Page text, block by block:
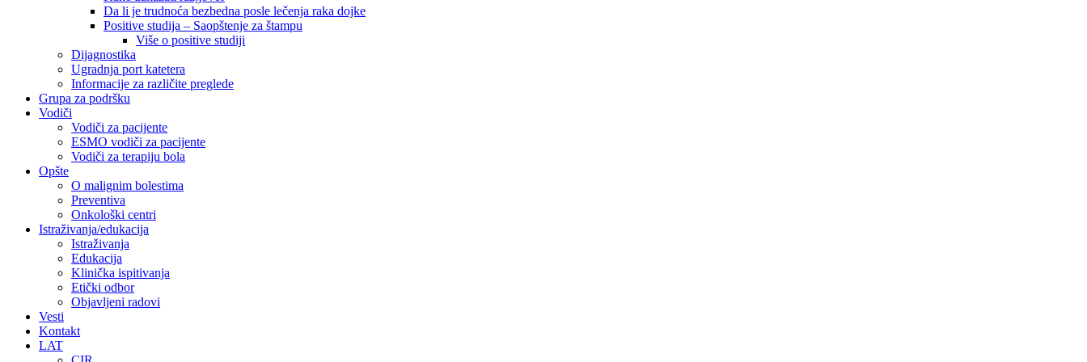
Da li je trudnoća bezbedna posle lečenja raka dojke
Positive studija – Saopštenje za štampu
Više o positive studiji
Dijagnostika
Ugradnja port katetera
Informacije za različite preglede
Grupa za podršku
Vodiči
Vodiči za pacijente
ESMO vodiči za pacijente
Vodiči za terapiju bola
Opšte
O malignim bolestima
Preventiva
Onkološki centri
Istraživanja/edukacija
Istraživanja
Edukacija
Klinička ispitivanja
Etički odbor
Objavljeni radovi
Vesti
Kontakt
LAT